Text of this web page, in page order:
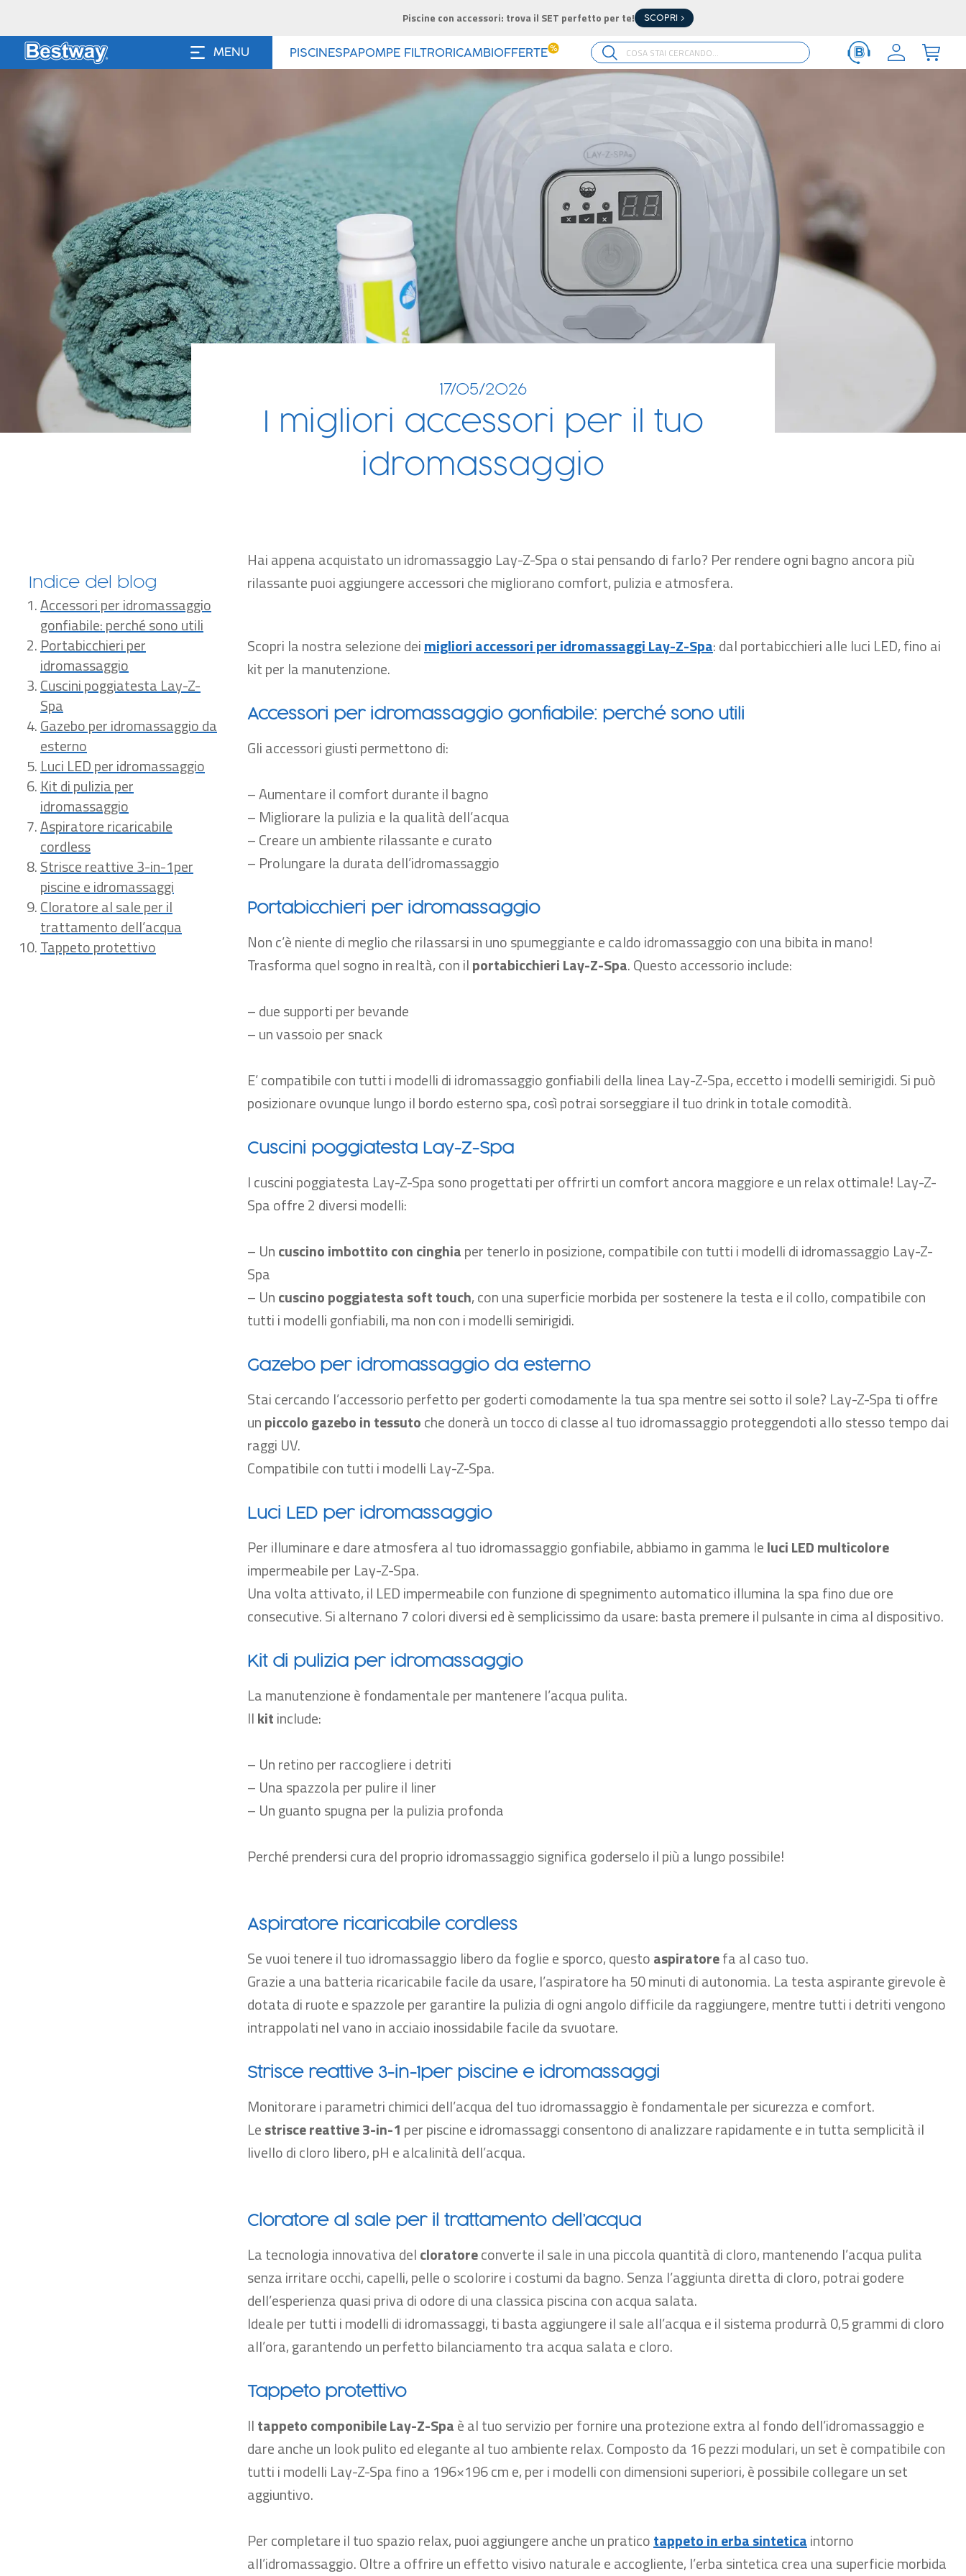
Piscine con accessori: trova il SET perfetto per te! SCOPRI >
MENU PISCINESPAPOMPE FILTRORICAMBI OFFERTE %
17/05/2026
I migliori accessori per il tuo
idromassaggio
Indice del blog
Accessori per idromassaggio
gonfiabile: perché sono utili
Portabicchieri per
idromassaggio
Cuscini poggiatesta Lay-Z-
Spa
Gazebo per idromassaggio da
esterno
Luci LED per idromassaggio
Kit di pulizia per
idromassaggio
Aspiratore ricaricabile
cordless
Strisce reattive 3-in-1per
piscine e idromassaggi
Cloratore al sale per il
trattamento dell’acqua
Tappeto protettivo
Hai appena acquistato un idromassaggio Lay-Z-Spa o stai pensando di farlo? Per rendere ogni bagno ancora più
rilassante puoi aggiungere accessori che migliorano comfort, pulizia e atmosfera.
Scopri la nostra selezione deimigliori accessori per idromassaggi Lay-Z-Spa: dal portabicchieri alle luci LED, fino ai
kit per la manutenzione.
Accessori per idromassaggio gonfiabile: perché sono utili
Gli accessori giusti permettono di:
– Aumentare il comfort durante il bagno
– Migliorare la pulizia e la qualità dell’acqua
– Creare un ambiente rilassante e curato
– Prolungare la durata dell’idromassaggio
Portabicchieri per idromassaggio
Non c’è niente di meglio che rilassarsi in uno spumeggiante e caldo idromassaggio con una bibita in mano!
Trasforma quel sogno in realtà, con ilportabicchieri Lay-Z-Spa. Questo accessorio include:
– due supporti per bevande
– un vassoio per snack
E’ compatibile con tutti i modelli di idromassaggio gonfiabili della linea Lay-Z-Spa, eccetto i modelli semirigidi. Si può
posizionare ovunque lungo il bordo esterno spa, così potrai sorseggiare il tuo drink in totale comodità.
Cuscini poggiatesta Lay-Z-Spa
I cuscini poggiatesta Lay-Z-Spa sono progettati per offrirti un comfort ancora maggiore e un relax ottimale! Lay-Z-
Spa offre 2 diversi modelli:
– Uncuscino imbottito con cinghiaper tenerlo in posizione, compatibile con tutti i modelli di idromassaggio Lay-Z-
Spa
– Uncuscino poggiatesta soft touch, con una superficie morbida per sostenere la testa e il collo, compatibile con
tutti i modelli gonfiabili, ma non con i modelli semirigidi.
Gazebo per idromassaggio da esterno
Stai cercando l’accessorio perfetto per goderti comodamente la tua spa mentre sei sotto il sole? Lay-Z-Spa ti offre
unpiccolo gazebo in tessutoche donerà un tocco di classe al tuo idromassaggio proteggendoti allo stesso tempo dai
raggi UV.
Compatibile con tutti i modelli Lay-Z-Spa.
Luci LED per idromassaggio
Per illuminare e dare atmosfera al tuo idromassaggio gonfiabile, abbiamo in gamma leluci LED multicolore
impermeabile per Lay-Z-Spa.
Una volta attivato, il LED impermeabile con funzione di spegnimento automatico illumina la spa fino due ore
consecutive. Si alternano 7 colori diversi ed è semplicissimo da usare: basta premere il pulsante in cima al dispositivo.
Kit di pulizia per idromassaggio
La manutenzione è fondamentale per mantenere l’acqua pulita.
Ilkitinclude:
– Un retino per raccogliere i detriti
– Una spazzola per pulire il liner
– Un guanto spugna per la pulizia profonda
Perché prendersi cura del proprio idromassaggio significa goderselo il più a lungo possibile!
Aspiratore ricaricabile cordless
Se vuoi tenere il tuo idromassaggio libero da foglie e sporco, questoaspiratorefa al caso tuo.
Grazie a una batteria ricaricabile facile da usare, l’aspiratore ha 50 minuti di autonomia. La testa aspirante girevole è
dotata di ruote e spazzole per garantire la pulizia di ogni angolo difficile da raggiungere, mentre tutti i detriti vengono
intrappolati nel vano in acciaio inossidabile facile da svuotare.
Strisce reattive 3-in-1per piscine e idromassaggi
Monitorare i parametri chimici dell’acqua del tuo idromassaggio è fondamentale per sicurezza e comfort.
Lestrisce reattive 3-in-1 per piscine e idromassaggi consentono di analizzare rapidamente e in tutta semplicità il
livello di cloro libero, pH e alcalinità dell’acqua.
Cloratore al sale per il trattamento dell’acqua
La tecnologia innovativa delcloratoreconverte il sale in una piccola quantità di cloro, mantenendo l’acqua pulita
senza irritare occhi, capelli, pelle o scolorire i costumi da bagno. Senza l’aggiunta diretta di cloro, potrai godere
dell’esperienza quasi priva di odore di una classica piscina con acqua salata.
Ideale per tutti i modelli di idromassaggi, ti basta aggiungere il sale all’acqua e il sistema produrrà 0,5 grammi di cloro
all’ora, garantendo un perfetto bilanciamento tra acqua salata e cloro.
Tappeto protettivo
Iltappeto componibile Lay-Z-Spaè al tuo servizio per fornire una protezione extra al fondo dell’idromassaggio e
dare anche un look pulito ed elegante al tuo ambiente relax. Composto da 16 pezzi modulari, un set è compatibile con
tutti i modelli Lay-Z-Spa fino a 196×196 cm e, per i modelli con dimensioni superiori, è possibile collegare un set
aggiuntivo.
Per completare il tuo spazio relax, puoi aggiungere anche un praticotappeto in erba sinteticaintorno
all’idromassaggio. Oltre a offrire un effetto visivo naturale e accogliente, l’erba sintetica crea una superficie morbida